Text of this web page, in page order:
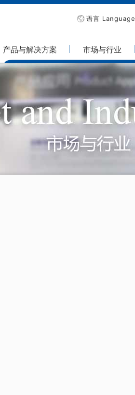
语言 Language
产品与解决方案 市场与行业